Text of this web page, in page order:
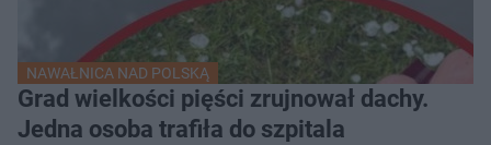
NAWAŁNICA NAD POLSKĄ
Grad wielkości pięści zrujnował dachy.
Jedna osoba trafiła do szpitala